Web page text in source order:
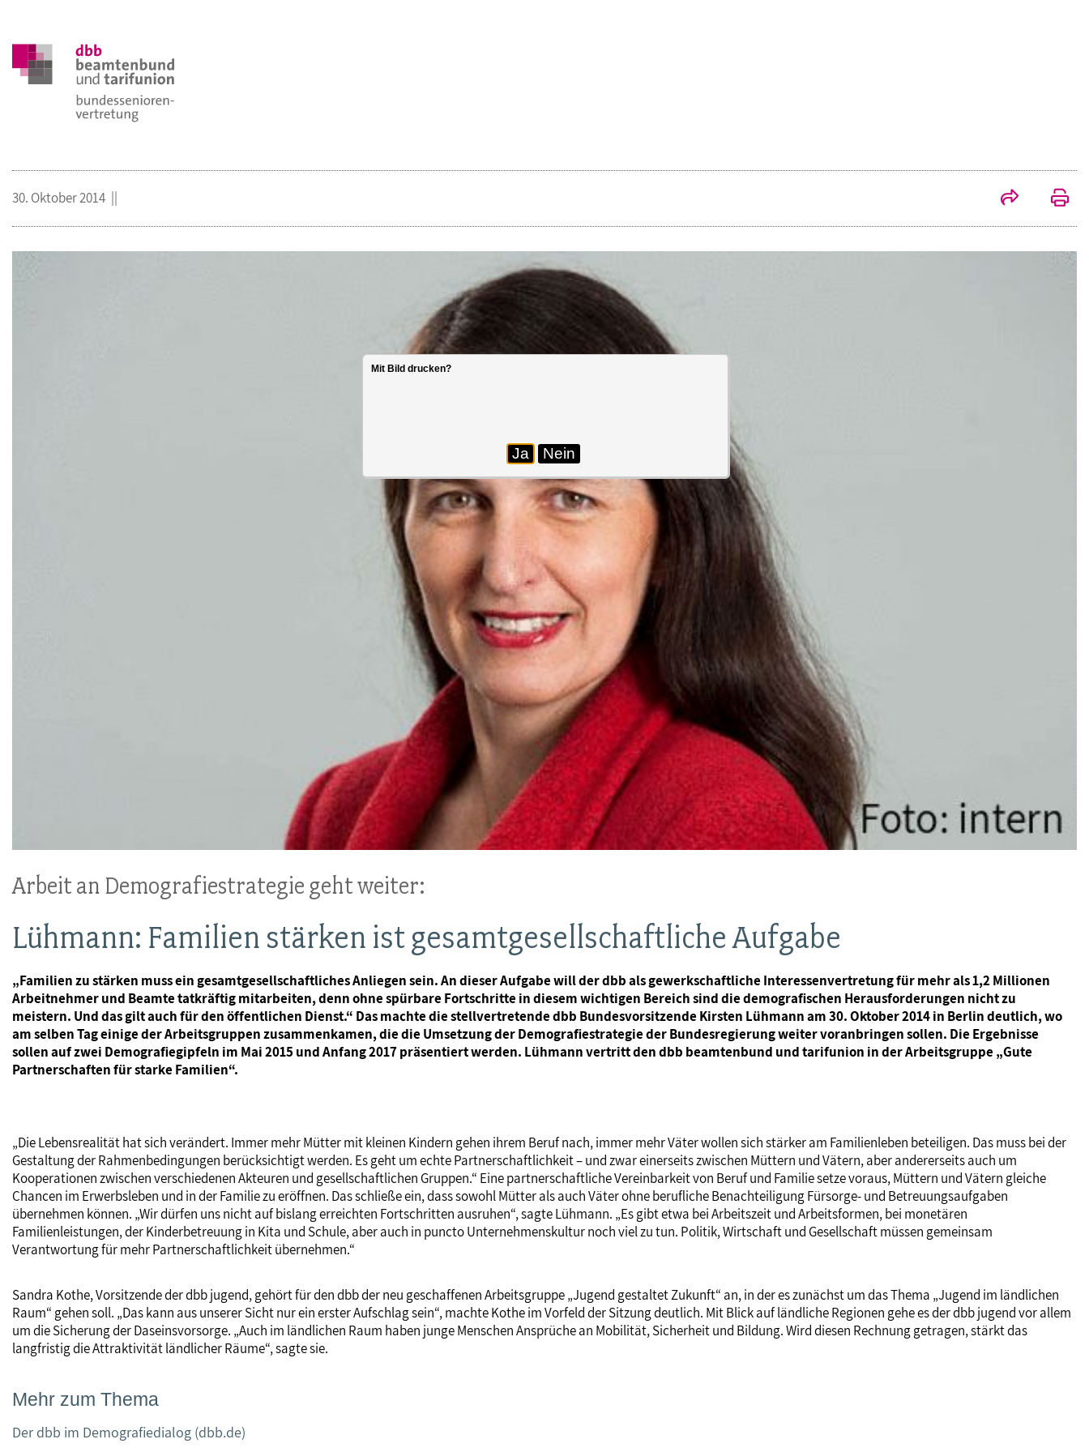
Arbeit an Demografiestrategie geht weiter:
Lühmann: Familien stärken ist gesamtgesellschaftliche Aufgabe
„Familien zu stärken muss ein gesamtgesellschaftliches Anliegen sein. An dieser Aufgabe will der dbb als gewerkschaftliche Interessenvertretung für mehr als 1,2 Millionen
Arbeitnehmer und Beamte tatkräftig mitarbeiten, denn ohne spürbare Fortschritte in diesem wichtigen Bereich sind die demografischen Herausforderungen nicht zu
meistern. Und das gilt auch für den öffentlichen Dienst.“ Das machte die stellvertretende dbb Bundesvorsitzende Kirsten Lühmann am 30. Oktober 2014 in Berlin deutlich, wo
am selben Tag einige der Arbeitsgruppen zusammenkamen, die die Umsetzung der Demografiestrategie der Bundesregierung weiter voranbringen sollen. Die Ergebnisse
sollen auf zwei Demografiegipfeln im Mai 2015 und Anfang 2017 präsentiert werden. Lühmann vertritt den dbb beamtenbund und tarifunion in der Arbeitsgruppe „Gute
Partnerschaften für starke Familien“.
30. Oktober 2014
„Die Lebensrealität hat sich verändert. Immer mehr Mütter mit kleinen Kindern gehen ihrem Beruf nach, immer mehr Väter wollen sich stärker am Familienleben beteiligen. Das muss bei der
Gestaltung der Rahmenbedingungen berücksichtigt werden. Es geht um echte Partnerschaftlichkeit – und zwar einerseits zwischen Müttern und Vätern, aber andererseits auch um
Kooperationen zwischen verschiedenen Akteuren und gesellschaftlichen Gruppen.“ Eine partnerschaftliche Vereinbarkeit von Beruf und Familie setze voraus, Müttern und Vätern gleiche
Chancen im Erwerbsleben und in der Familie zu eröffnen. Das schließe ein, dass sowohl Mütter als auch Väter ohne berufliche Benachteiligung Fürsorge- und Betreuungsaufgaben
übernehmen können. „Wir dürfen uns nicht auf bislang erreichten Fortschritten ausruhen“, sagte Lühmann. „Es gibt etwa bei Arbeitszeit und Arbeitsformen, bei monetären
Familienleistungen, der Kinderbetreuung in Kita und Schule, aber auch in puncto Unternehmenskultur noch viel zu tun. Politik, Wirtschaft und Gesellschaft müssen gemeinsam
Verantwortung für mehr Partnerschaftlichkeit übernehmen.“
Sandra Kothe, Vorsitzende der dbb jugend, gehört für den dbb der neu geschaffenen Arbeitsgruppe „Jugend gestaltet Zukunft“ an, in der es zunächst um das Thema „Jugend im ländlichen
Raum“ gehen soll. „Das kann aus unserer Sicht nur ein erster Aufschlag sein“, machte Kothe im Vorfeld der Sitzung deutlich. Mit Blick auf ländliche Regionen gehe es der dbb jugend vor allem
um die Sicherung der Daseinsvorsorge. „Auch im ländlichen Raum haben junge Menschen Ansprüche an Mobilität, Sicherheit und Bildung. Wird diesen Rechnung getragen, stärkt das
langfristig die Attraktivität ländlicher Räume“, sagte sie.
Mehr zum Thema
Der dbb im Demografiedialog (dbb.de)
Mit Bild drucken?
Ja Nein